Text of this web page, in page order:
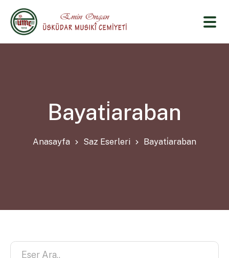
Bayati̇araban
Anasayfa Saz Eserleri Bayati̇araban